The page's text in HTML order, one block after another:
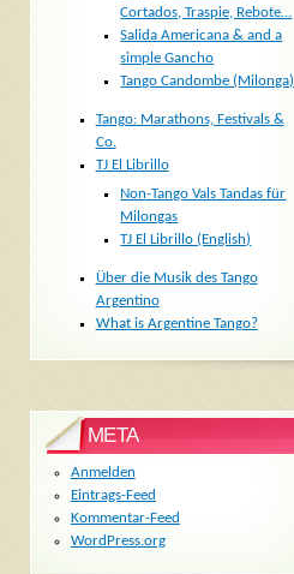
Cortados, Traspie, Rebote…
Salida Americana & and a
simple Gancho
Tango Candombe (Milonga)
Tango: Marathons, Festivals &
Co.
TJ El Librillo
Non-Tango Vals Tandas für
Milongas
TJ El Librillo (English)
Über die Musik des Tango
Argentino
What is Argentine Tango?
META
Anmelden
Eintrags-Feed
Kommentar-Feed
WordPress.org